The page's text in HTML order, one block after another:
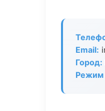
Email:
Город:
Режим